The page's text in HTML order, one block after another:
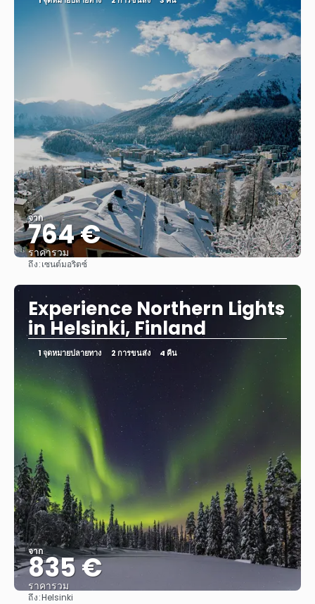
จาก
764 €
ราคารวม
ถึง:เซนต์มอริตซ์
Experience Northern Lights
in Helsinki, Finland
1 จุดหมายปลายทาง 2 การขนส่ง 4 คืน
จาก
835 €
ราคารวม
ถึง:Helsinki